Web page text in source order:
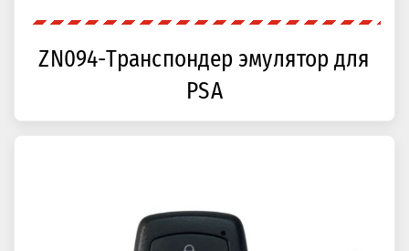
ZN094-Транспондер эмулятор для
PSA